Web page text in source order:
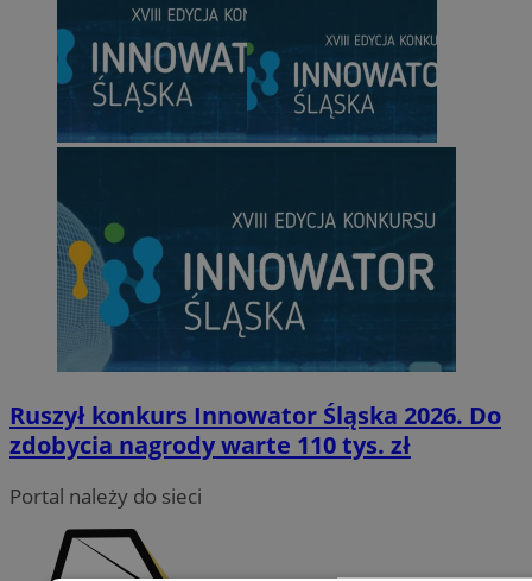
Ruszył konkurs Innowator Śląska 2026. Do
zdobycia nagrody warte 110 tys. zł
Portal należy do sieci